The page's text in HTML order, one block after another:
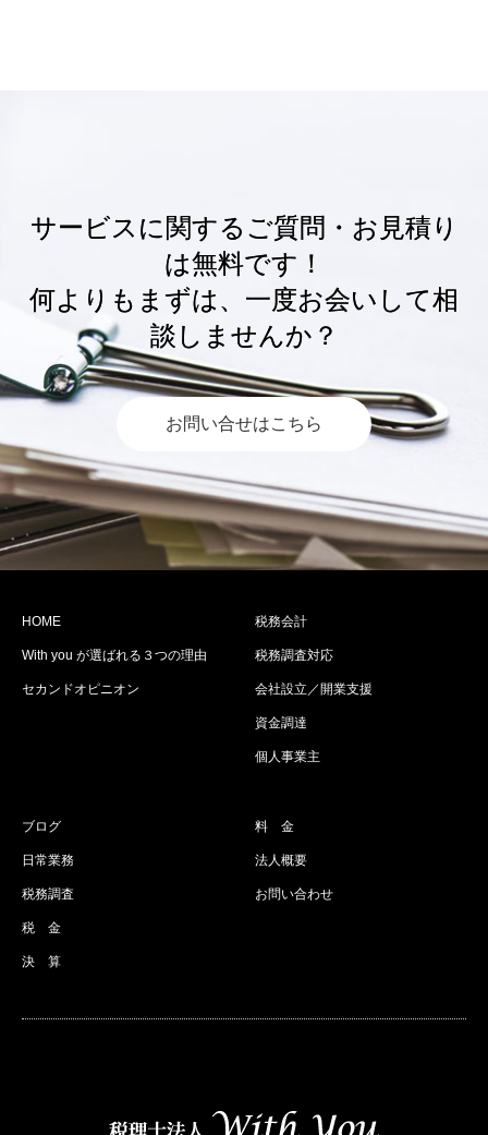
サービスに関するご質問・お見積り
は無料です！
何よりもまずは、一度お会いして相
談しませんか？
お問い合せはこちら
HOME
With you が選ばれる３つの理由
セカンドオピニオン
税務会計
税務調査対応
会社設立／開業支援
資金調達
個人事業主
ブログ
日常業務
税務調査
税 金
決 算
料 金
法人概要
お問い合わせ